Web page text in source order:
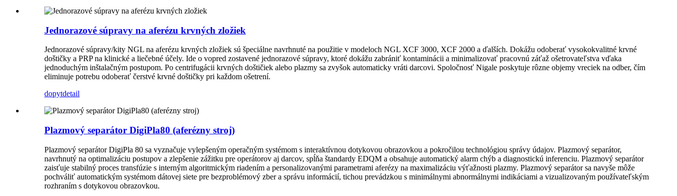
Jednorazové súpravy na aferézu krvných zložiek
Jednorazové súpravy/kity NGL na aferézu krvných zložiek sú špeciálne navrhnuté na použitie v modeloch NGL XCF 3000, XCF 2000 a ďalších. Dokážu odoberať vysokokvalitné krvné
doštičky a PRP na klinické a liečebné účely. Ide o vopred zostavené jednorazové súpravy, ktoré dokážu zabrániť kontaminácii a minimalizovať pracovnú záťaž ošetrovateľstva vďaka
jednoduchým inštalačným postupom. Po centrifugácii krvných doštičiek alebo plazmy sa zvyšok automaticky vráti darcovi. Spoločnosť Nigale poskytuje rôzne objemy vreciek na odber, čím
eliminuje potrebu odoberať čerstvé krvné doštičky pri každom ošetrení.
dopytdetail
Plazmový separátor DigiPla80 (aferézny stroj)
Plazmový separátor DigiPla 80 sa vyznačuje vylepšeným operačným systémom s interaktívnou dotykovou obrazovkou a pokročilou technológiou správy údajov. Plazmový separátor,
navrhnutý na optimalizáciu postupov a zlepšenie zážitku pre operátorov aj darcov, spĺňa štandardy EDQM a obsahuje automatický alarm chýb a diagnostickú inferenciu. Plazmový separátor
zaisťuje stabilný proces transfúzie s interným algoritmickým riadením a personalizovanými parametrami aferézy na maximalizáciu výťažnosti plazmy. Plazmový separátor sa navyše môže
pochváliť automatickým systémom dátovej siete pre bezproblémový zber a správu informácií, tichou prevádzkou s minimálnymi abnormálnymi indikáciami a vizualizovaným používateľským
rozhraním s dotykovou obrazovkou.